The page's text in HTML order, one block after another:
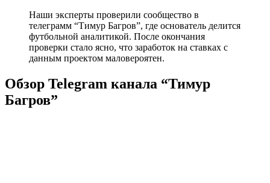
Наши эксперты проверили сообщество в
телеграмм “Тимур Багров”, где основатель делится
футбольной аналитикой. После окончания
проверки стало ясно, что заработок на ставках с
данным проектом маловероятен.
Обзор Telegram канала “Тимур
Багров”